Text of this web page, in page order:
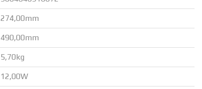
274,00mm
490,00mm
5,70kg
12,00W